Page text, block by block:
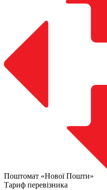
Поштомат «Нової Пошти»
Тариф перевізника